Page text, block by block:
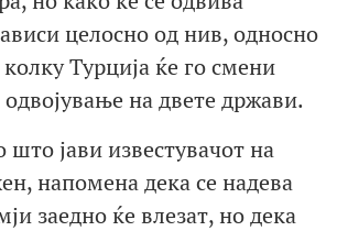
целосно од нив, односно
Турција ќе го смени
одвојување на двете држави.
јави известувачот на
напомена дека се надева
заедно ќе влезат, но дека